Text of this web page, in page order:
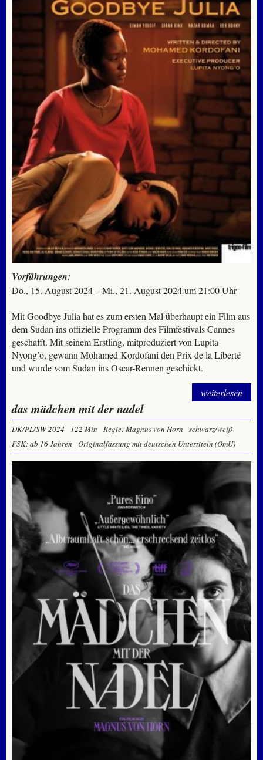
Vorführungen:
Do., 15. August 2024 – Mi., 21. August 2024 um 21:00 Uhr
Mit Goodbye Julia hat es zum ersten Mal überhaupt ein Film aus
dem Sudan ins offizielle Programm des Filmfestivals Cannes
geschafft. Mit seinem Erstling, mitproduziert von Lupita
Nyong’o, gewann Mohamed Kordofani den Prix de la Liberté
und wurde vom Sudan ins Oscar-Rennen geschickt.
weiterlesen
das mädchen mit der nadel
DK/PL/SW 2024 122 Min Regie: Magnus von Horn
schwarz/weiß
FSK: ab 16 Jahren
Originalfassung mit deutschen Untertiteln (OmU)